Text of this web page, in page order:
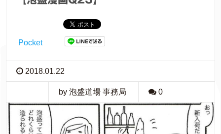
Pocket
2018.01.22
by 泡盛道場 事務局 0